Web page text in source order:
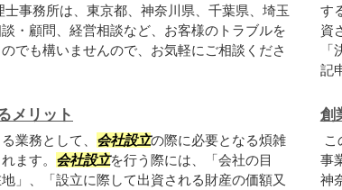
事務所は、東京都、神奈川県、千葉県、埼玉
・顧問、経営相談など、お客様のトラブルを
でも構いませんので、お気軽にご相談くださ
す
資
記
メリット
業務として、 会社設立の際に必要となる煩雑
ます。 会社設立を行う際には、「会社の目
」、「設立に際して出資される財産の価額又
創
こ
事
神